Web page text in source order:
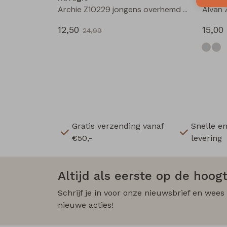
Archie Z10229 jongens overhemd km Groen donker
12,50 24,99
15,00
Gratis verzending vanaf
€50,-
Snelle
levering
Altijd als eerste op de
Schrijf je in voor onze nieuwsbrief en
nieuwe acties!